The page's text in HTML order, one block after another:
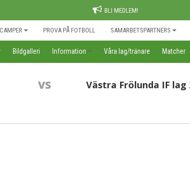
BLI MEDLEM!
CAMPER PROVA PÅ FOTBOLL SAMARBETSPARTNERS
Bildgalleri Information Våra lag/tränare Matcher
vs Västra Frölunda IF lag